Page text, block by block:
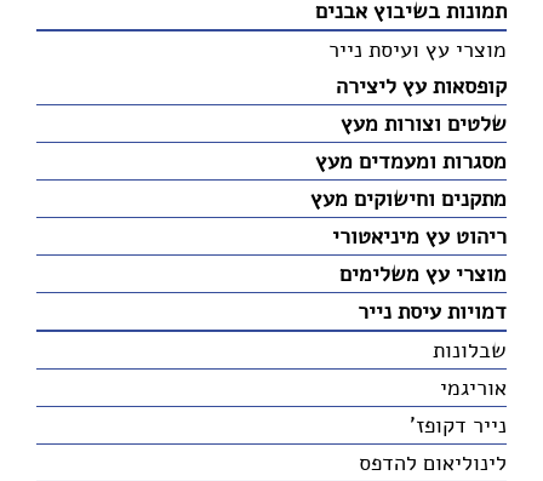
תמונות בשיבוץ אבנים
מוצרי עץ ועיסת נייר
קופסאות עץ ליצירה
שלטים וצורות מעץ
מסגרות ומעמדים מעץ
מתקנים וחישוקים מעץ
ריהוט עץ מיניאטורי
מוצרי עץ משלימים
דמויות עיסת נייר
שבלונות
אוריגמי
נייר דקופז'
לינוליאום להדפס